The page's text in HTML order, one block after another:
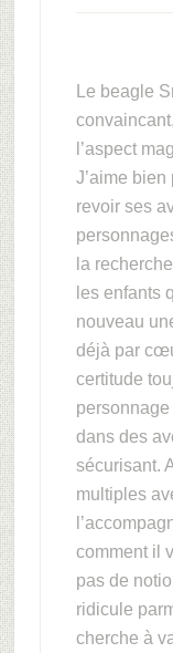
Le beagle
l’aspect
J’aime
revoir ses
la
les enfants
nouveau
déjà par
certitude
dans des
sécurisant.
multiples
comment il
pas de
ridicule
cherche à